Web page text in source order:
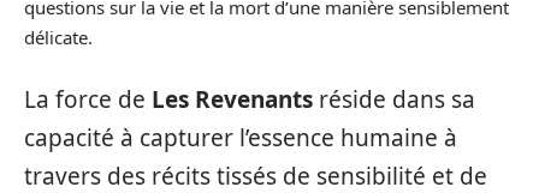
questions sur la vie et la mort d’une manière sensiblement
délicate.
La force de Les Revenants réside dans sa
capacité à capturer l’essence humaine à
travers des récits tissés de sensibilité et de